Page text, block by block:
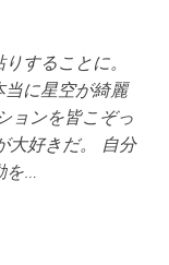
することに。
に星空が綺麗
ョンを皆こぞっ
大好きだ。 自分
を…